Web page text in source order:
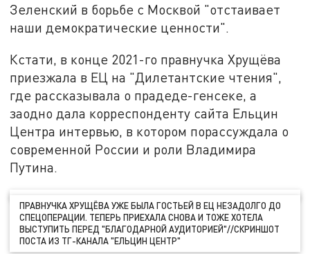
Зеленский в борьбе с Москвой "отстаивает
наши демократические ценности".
Кстати, в конце 2021-го правнучка Хрущёва
приезжала в ЕЦ на "Дилетантские чтения",
где рассказывала о прадеде-генсеке, а
заодно дала корреспонденту сайта Ельцин
Центра интервью, в котором порассуждала о
современной России и роли Владимира
Путина.
ПРАВНУЧКА ХРУЩЁВА УЖЕ БЫЛА ГОСТЬЕЙ В ЕЦ НЕЗАДОЛГО ДО
СПЕЦОПЕРАЦИИ. ТЕПЕРЬ ПРИЕХАЛА СНОВА И ТОЖЕ ХОТЕЛА
ВЫСТУПИТЬ ПЕРЕД "БЛАГОДАРНОЙ АУДИТОРИЕЙ"//СКРИНШОТ
ПОСТА ИЗ ТГ-КАНАЛА "ЕЛЬЦИН ЦЕНТР"